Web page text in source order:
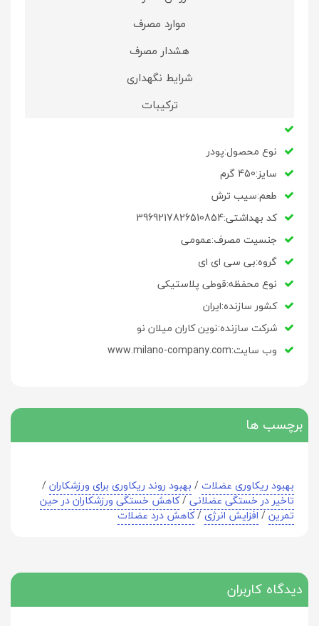
موارد مصرف
هشدار مصرف
شرایط نگهداری
ترکیبات
نوع محصول:پودر
سایز:450 گرم
طعم:سیب ترش
کد بهداشتی:3969217826510854
جنسیت مصرف:عمومی
گروه:بی سی ای ای
نوع محفظه:قوطی پلاستیکی
کشور سازنده:ایران
شرکت سازنده:نوین کاران میلان نو
وب سایت:www.milano-company.com
برچسب ها
بهبود ریکاوری عضلات/ بهبود روند ریکاوری برای ورزشکاران/
تاخیر در خستگی عضلانی/کاهش خستگی ورزشکاران در حین
تمرین/افزایش انرژی/کاهش درد عضلات
دیدگاه کاربران